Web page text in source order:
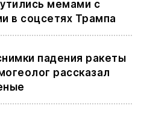
мемами с
в соцсетях Трампа
падения ракеты
рассказал